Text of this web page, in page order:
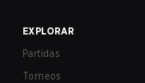
EXPLORAR
Partidas
Torneos